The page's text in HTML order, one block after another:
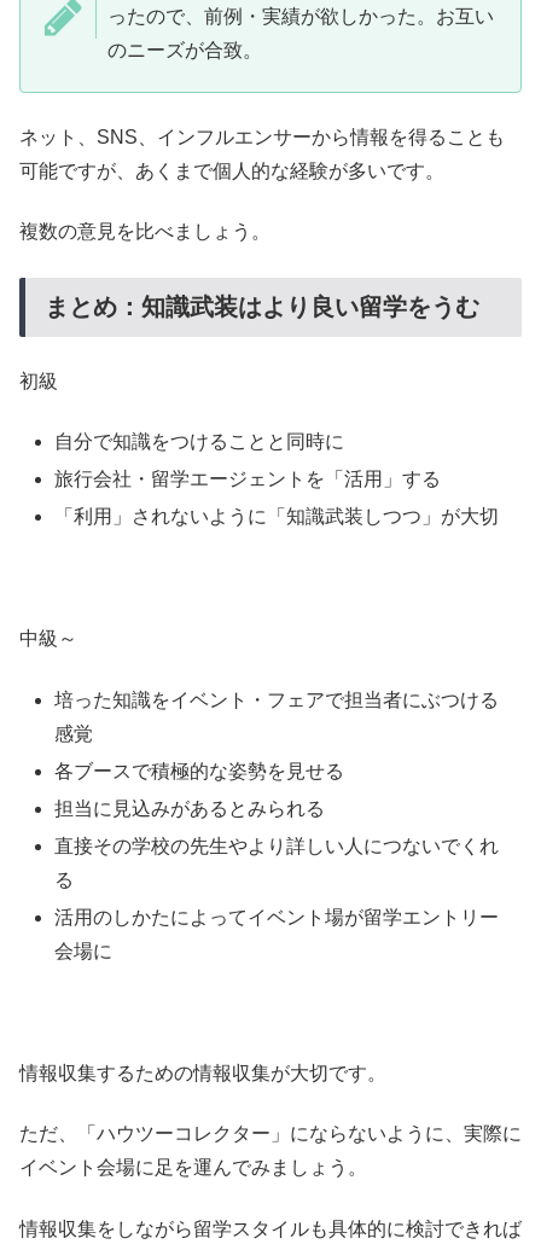
ったので、前例・実績が欲しかった。お互い
のニーズが合致。
ネット、SNS、インフルエンサーから情報を得ることも
可能ですが、あくまで個人的な経験が多いです。
複数の意見を比べましょう。
まとめ：知識武装はより良い留学をうむ
初級
自分で知識をつけることと同時に
旅行会社・留学エージェントを「活用」する
「利用」されないように「知識武装しつつ」が大切
中級～
培った知識をイベント・フェアで担当者にぶつける
感覚
各ブースで積極的な姿勢を見せる
担当に見込みがあるとみられる
直接その学校の先生やより詳しい人につないでくれ
る
活用のしかたによってイベント場が留学エントリー
会場に
情報収集するための情報収集が大切です。
ただ、「ハウツーコレクター」にならないように、実際に
イベント会場に足を運んでみましょう。
情報収集をしながら留学スタイルも具体的に検討できれば